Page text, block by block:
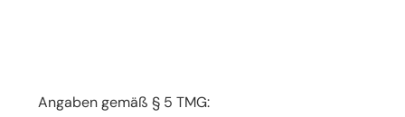
Angaben gemäß § 5 TMG: